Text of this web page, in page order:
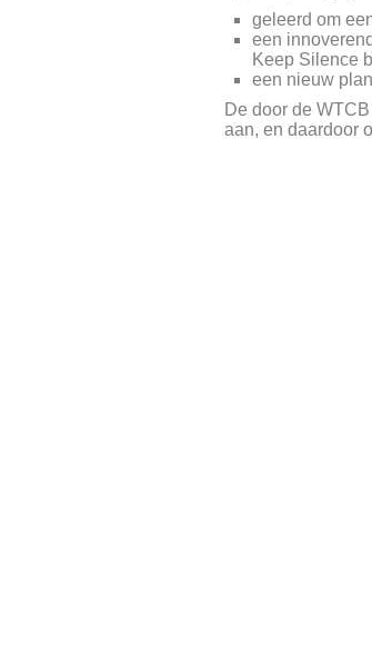
geleerd om
een
Keep Silence
een nieuw
De door de
aan, en daardoor